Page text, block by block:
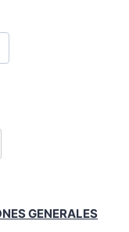
GENERALES